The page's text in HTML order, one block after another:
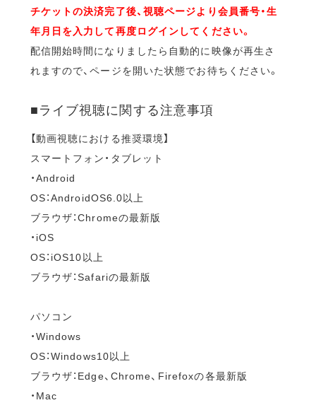
チケットの決済完了後、視聴ページより会員番号・生
年月日を入力して再度ログインしてください。
配信開始時間になりましたら自動的に映像が再生さ
れますので、ページを開いた状態でお待ちください。
■ライブ視聴に関する注意事項
【動画視聴における推奨環境】
スマートフォン・タブレット
・Android
OS：AndroidOS6.0以上
ブラウザ：Chromeの最新版
・iOS
OS：iOS10以上
ブラウザ：Safariの最新版
パソコン
・Windows
OS：Windows10以上
ブラウザ：Edge、Chrome、Firefoxの各最新版
・Mac